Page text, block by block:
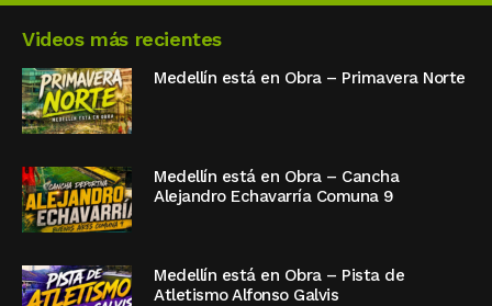
Videos más recientes
Medellín está en Obra – Primavera Norte
Medellín está en Obra – Cancha
Alejandro Echavarría Comuna 9
Medellín está en Obra – Pista de
Atletismo Alfonso Galvis